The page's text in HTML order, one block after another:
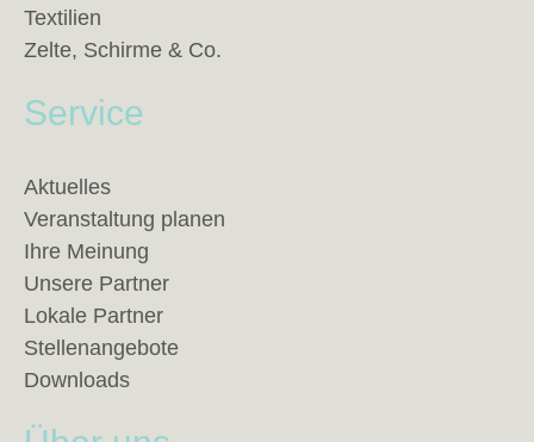
Textilien
Zelte, Schirme & Co.
Service
Aktuelles
Veranstaltung planen
Ihre Meinung
Unsere Partner
Lokale Partner
Stellenangebote
Downloads